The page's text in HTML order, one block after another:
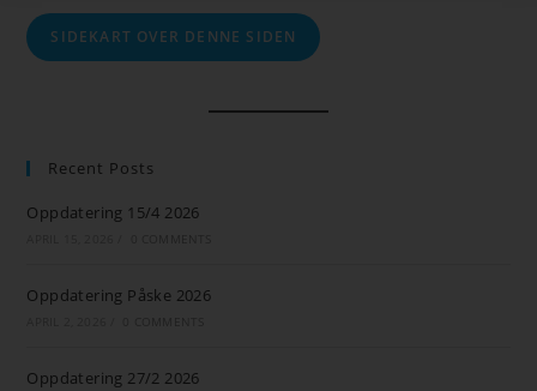
SIDEKART OVER DENNE SIDEN
Recent Posts
Oppdatering 15/4 2026
Oppdatering Påske 2026
Oppdatering 27/2 2026